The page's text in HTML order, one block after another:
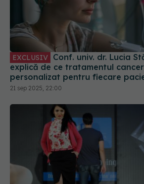
EXCLUSIV
explică de ce tratamentul
personalizat pentru fiecare
21 sep 2025, 22:00